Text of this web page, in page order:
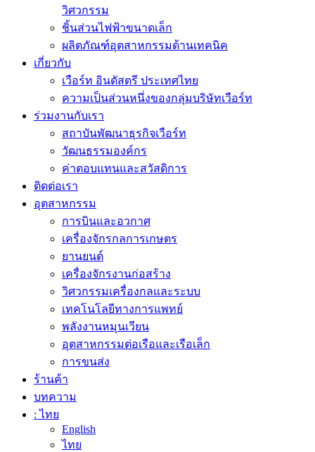
วิศวกรรม
ชิ้นส่วนไฟฟ้าขนาดเล็ก
ผลิตภัณฑ์อุตสาหกรรมด้านเทคนิค
เกี่ยวกับ
เวือร์ท อินดัสตรี ประเทศไทย
ความเป็นส่วนหนึ่งของกลุ่มบริษัทเวือร์ท
ร่วมงานกับเรา
สถาบันพัฒนาธุรกิจเวือร์ท
วัฒนธรรมองค์กร
ค่าตอบแทนและสวัสดิการ
ติดต่อเรา
อุตสาหกรรม
การบินและอวกาศ
เครื่องจักรกลการเกษตร
ยานยนต์
เครื่องจักรงานก่อสร้าง
วิศวกรรมเครื่องกลและระบบ
เทคโนโลยีทางการแพทย์
พลังงานหมุนเวียน
อุตสาหกรรมต่อเรือและเรือเล็ก
การขนส่ง
ร้านค้า
บทความ
: ไทย
English
ไทย